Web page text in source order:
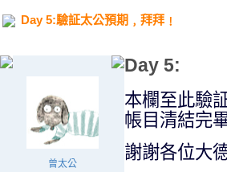
Day 5:驗証太公預期﹐拜拜﹗
曾太公
Day 5:
本欄至此驗
帳目清結完
謝謝各位大